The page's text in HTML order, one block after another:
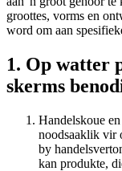
groottes, vorms en
word om aan
1. Op watter
skerms
Handelskoue
noodsaaklik vir
by
kan produkte,